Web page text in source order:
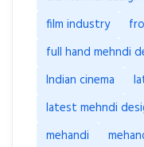
film industry
full hand mehndi
Indian cinema
latest mehndi
mehandi